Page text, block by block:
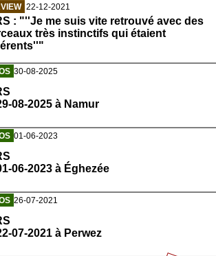
22-12-2021
: "''Je me suis vite retrouvé avec des
très instinctifs qui étaient
30-08-2025
08-2025 à Namur
01-06-2023
06-2023 à Éghezée
26-07-2021
07-2021 à Perwez